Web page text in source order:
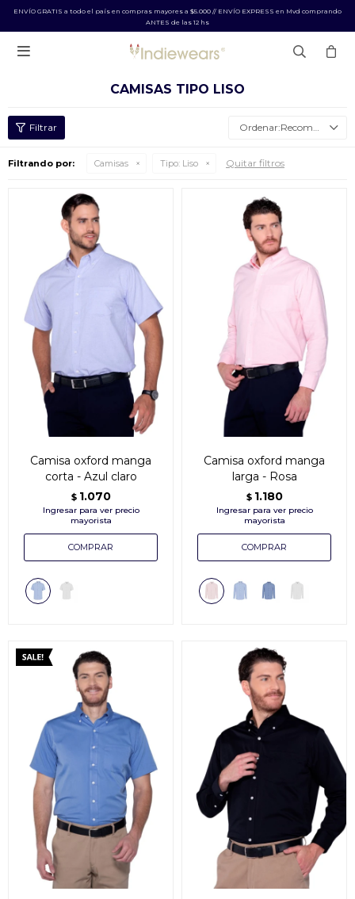
ENVÍO GRATIS a todo el país en compras mayores a $5.000 // ENVÍO EXPRESS en Mvd comprando
ANTES de las 12 hs

CAMISAS TIPO LISO
Recomendados
Filtrando por: Camisas Tipo: Liso Quitar filtros
Camisa oxford manga
corta - Azul claro
$ 1.070
Camisa oxford manga
larga - Rosa
$ 1.180